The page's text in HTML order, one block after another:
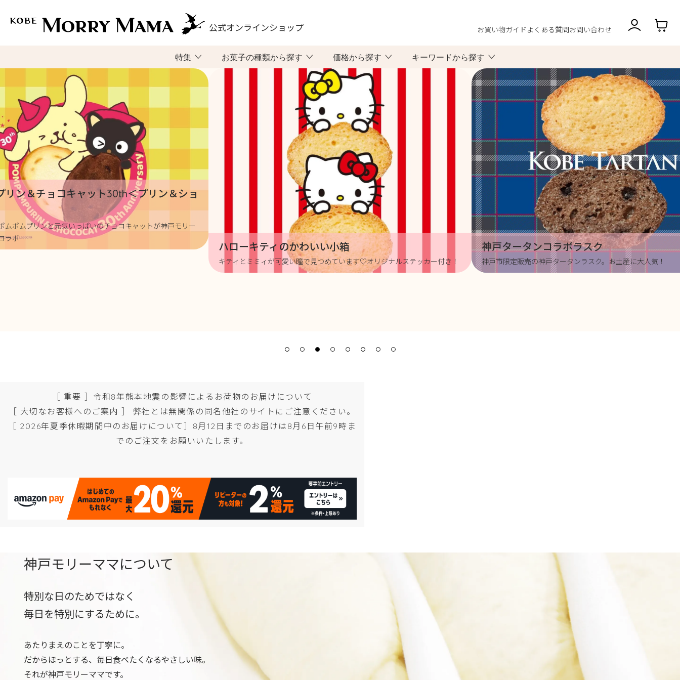
公式オンラインショップ お買い物ガイド よくある質問お問い合わせ
特集 お菓子の種類から探す 価格から探す キーワードから探す
リン＆チョコキャット30th＜プリン＆ショ
ムポムプリンと元気いっぱいのチョコキャットが神戸モリー
ラボ
ハローキティのかわいい小箱
キティとミミィが可愛い瞳で見つめています♡オリジナルステッカー付き！
神戸タータンコラボラスク
神戸市限定販売の神戸タータンラスク。お土産に大人気！
［ 重要 ］ 令和8年熊本地震の影響によるお荷物のお届けについて
［ 大切なお客様へのご案内 ］ 弊社とは無関係の同名他社のサイトにご注意ください。
［ 2026年夏季休暇期間中のお届けについて］ 8月12日までのお届けは8月6日午前9時ま
でのご注文をお願いいたします。
神戸モリーママについて
特別な日のためではなく
毎日を特別にするために。
あたりまえのことを丁寧に。
だからほっとする、毎日食べたくなるやさしい味。
それが神戸モリーママです。